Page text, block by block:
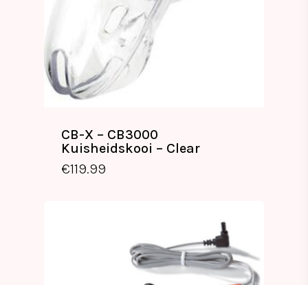
CB-X – CB3000
Kuisheidskooi – Clear
€119.99
€119.99